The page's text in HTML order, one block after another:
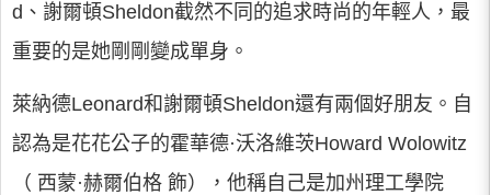
d、謝爾頓Sheldon截然不同的追求時尚的年輕人，最
重要的是她剛剛變成單身。
萊納德Leonard和謝爾頓Sheldon還有兩個好朋友。自
認為是花花公子的霍華德·沃洛維茨Howard Wolowitz
（ 西蒙·赫爾伯格 飾），他稱自己是加州理工學院